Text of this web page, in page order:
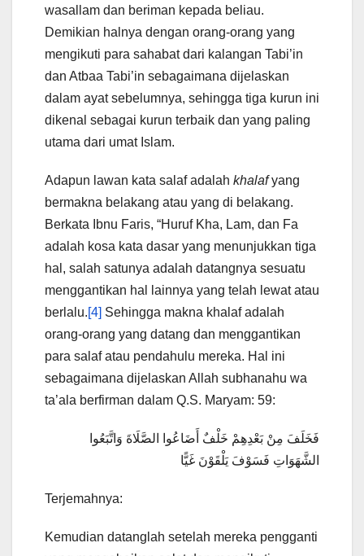
wasallam dan beriman kepada beliau.
Demikian halnya dengan orang-orang yang
mengikuti para sahabat dari kalangan Tabi’in
dan Atbaa Tabi’in sebagaimana dijelaskan
dalam ayat sebelumnya, sehingga tiga kurun ini
dikenal sebagai kurun terbaik dan yang paling
utama dari umat Islam.
Adapun lawan kata salaf adalah khalafyang
bermakna belakang atau yang di belakang.
Berkata Ibnu Faris, “Huruf Kha, Lam, dan Fa
adalah kosa kata dasar yang menunjukkan tiga
hal, salah satunya adalah datangnya sesuatu
menggantikan hal lainnya yang telah lewat atau
berlalu.[4] Sehingga makna khalaf adalah
orang-orang yang datang dan menggantikan
para salaf atau pendahulu mereka. Hal ini
sebagaimana dijelaskan Allah subhanahu wa
ta’ala berfirman dalam Q.S. Maryam: 59:
فَخَلَفَ مِنْ بَعْدِهِمْ خَلْفٌ أَضَاعُوا الصَّلَاةَ وَاتَّبَعُوا
الشَّهَوَاتِ فَسَوْفَ يَلْقَوْنَ غَيًّا
Terjemahnya:
Kemudian datanglah setelah mereka pengganti